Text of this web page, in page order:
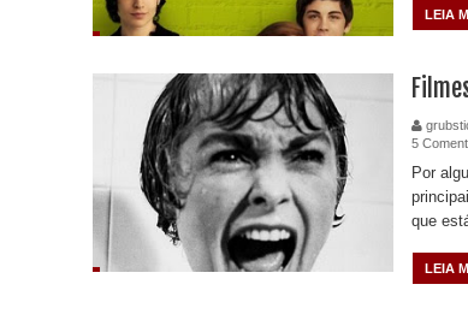
LEIA
5
Por
que
LEIA